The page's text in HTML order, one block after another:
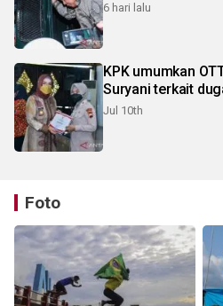
6 hari lalu
KPK umumkan
Suryani terkait
Jul 10th
Foto